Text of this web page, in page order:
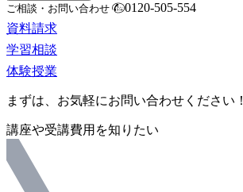
ご相談・お問い合わせ
0120-505-554
資料請求
学習相談
体験授業
まずは、お気軽にお問い合わせください！
講座や受講費用を知りたい